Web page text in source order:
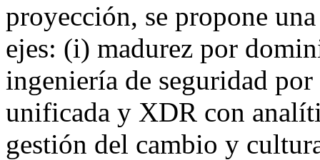
proyección, se propone
ejes: (i) madurez por
ingeniería de seguridad
unificada y XDR con
gestión del cambio y